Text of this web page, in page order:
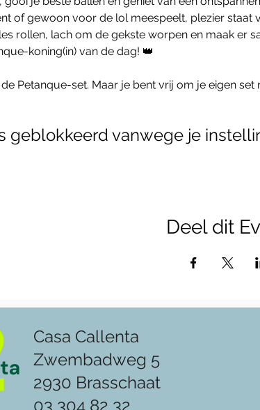
of gewoon voor de lol meespeelt, plezier staat
rollen, lach om de gekste worpen en maak er
koning(in) van de dag! 👑
Petanque-set. Maar je bent vrij om je eigen set
geblokkeerd vanwege je
Deel dit
Casa Callenta
Zwembadweg 5
2930 Brasschaat
03 304 82 32